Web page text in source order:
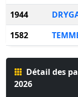
1944
1582
Détail des
2026